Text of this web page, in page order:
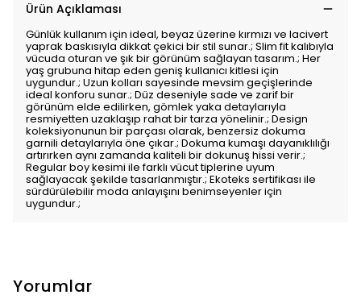
Ürün Açıklaması
Günlük kullanım için ideal, beyaz üzerine kırmızı ve lacivert
yaprak baskısıyla dikkat çekici bir stil sunar.; Slim fit kalıbıyla
vücuda oturan ve şık bir görünüm sağlayan tasarım.; Her
yaş grubuna hitap eden geniş kullanıcı kitlesi için
uygundur.; Uzun kolları sayesinde mevsim geçişlerinde
ideal konforu sunar.; Düz deseniyle sade ve zarif bir
görünüm elde edilirken, gömlek yaka detaylarıyla
resmiyetten uzaklaşıp rahat bir tarza yönelinir.; Design
koleksiyonunun bir parçası olarak, benzersiz dokuma
garnili detaylarıyla öne çıkar.; Dokuma kumaşı dayanıklılığı
artırırken aynı zamanda kaliteli bir dokunuş hissi verir.;
Regular boy kesimi ile farklı vücut tiplerine uyum
sağlayacak şekilde tasarlanmıştır.; Ekoteks sertifikası ile
sürdürülebilir moda anlayışını benimseyenler için
uygundur.;
Yorumlar